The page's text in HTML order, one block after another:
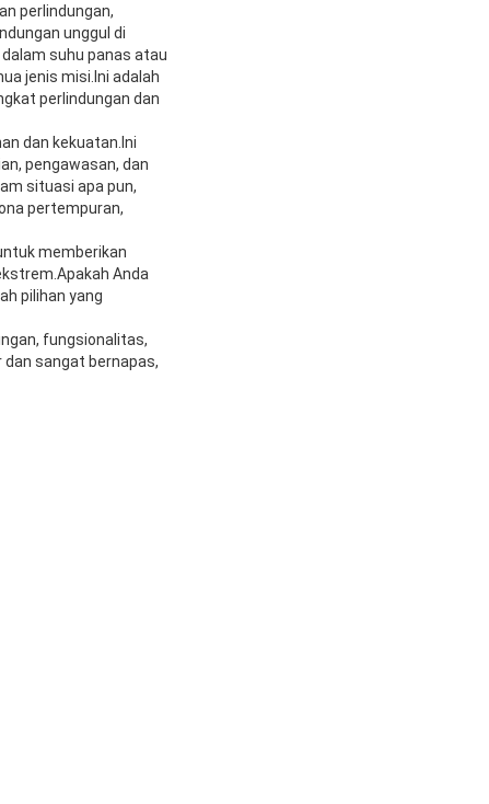
perlindungan,
unggul di
suhu panas atau
jenis misi.Ini adalah
perlindungan dan
dan kekuatan.Ini
pengawasan, dan
situasi apa pun,
pertempuran,
memberikan
Anda
pilihan yang
fungsionalitas,
dan sangat bernapas,